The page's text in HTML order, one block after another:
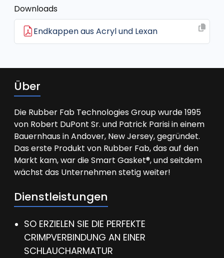
Downloads
Endkappen aus Acryl und Lexan
Über
Die Rubber Fab Technologies Group wurde 1995
von Robert DuPont Sr. und Patrick Parisi in einem
Bauernhaus in Andover, New Jersey, gegründet.
Das erste Produkt von Rubber Fab, das auf den
Markt kam, war die Smart Gasket®, und seitdem
wächst das Unternehmen stetig weiter!
Dienstleistungen
SO ERZIELEN SIE DIE PERFEKTE
CRIMPVERBINDUNG AN EINER
SCHLAUCHARMATUR